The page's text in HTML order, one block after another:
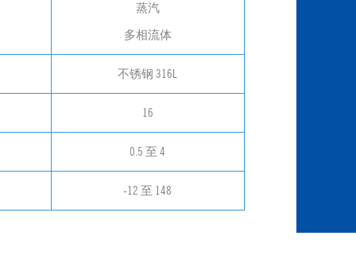
蒸汽
多相流体
不锈钢 316L
16
0.5 至 4
-12 至 148